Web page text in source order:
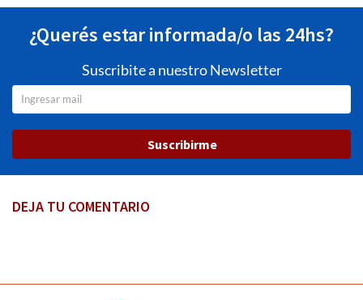
¿Querés estar informada/o las 24hs?
Suscribite a nuestro Newsletter
Suscribirme
DEJA TU COMENTARIO